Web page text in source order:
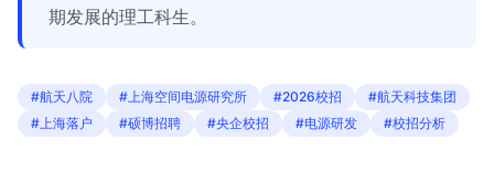
期发展的理工科生。
#航天八院 #上海空间电源研究所 #2026校招
#航天科技集团
#上海落户
#硕博招聘 #央企校招 #电源研发 #校招分析